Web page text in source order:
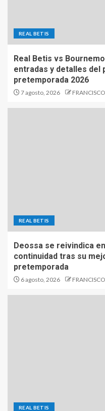
REAL BETIS
Real Betis vs
entradas y detalles del
pretemporada 2026
7 agosto, 2026
REAL BETIS
Deossa se reivindica
continuidad tras su
pretemporada
6 agosto, 2026
REAL BETIS